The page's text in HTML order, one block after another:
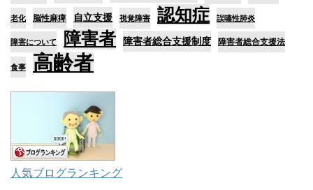
老化 脳性麻痺 自立支援 視覚障害 認知症 誤嚥性肺炎
障害について 障害者 障害者総合支援制度 障害者総合支援法
食事 高齢者
人気ブログランキング